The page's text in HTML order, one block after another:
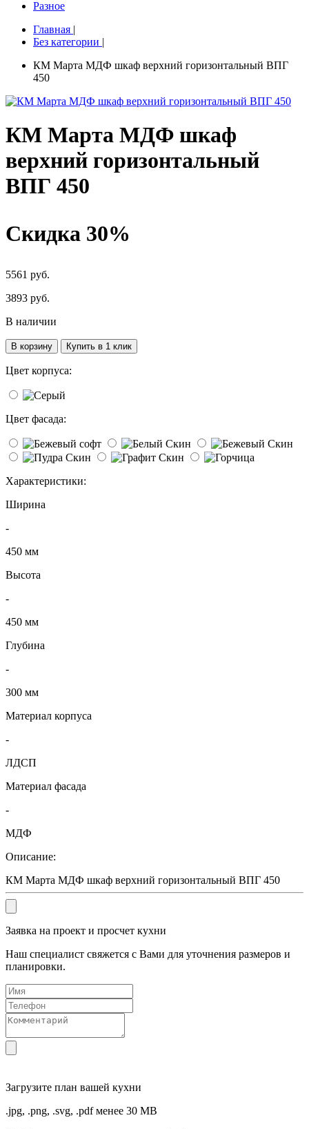
Разное
Главная |
Без категории |
КМ Марта МДФ шкаф верхний горизонтальный ВПГ
450
КМ Марта МДФ шкаф
верхний горизонтальный
ВПГ 450
Скидка 30%
5561 руб.
3893 руб.
В наличии
В корзину Купить в 1 клик
Цвет корпуса:
Цвет фасада:
Характеристики:
Ширина
-
450 мм
Высота
-
450 мм
Глубина
-
300 мм
Материал корпуса
-
ЛДСП
Материал фасада
-
МДФ
Описание:
КМ Марта МДФ шкаф верхний горизонтальный ВПГ 450
Заявка на проект и просчет кухни
Наш специалист свяжется с Вами для уточнения размеров и
планировки.
Загрузите план вашей кухни
.jpg, .png, .svg, .pdf менее 30 MB